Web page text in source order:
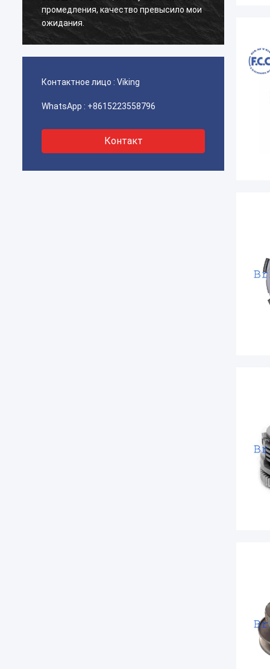
промедления, качество превысило мои
ожидания.
Контактное лицо : Viking
WhatsApp : +8615223558796
Контакт